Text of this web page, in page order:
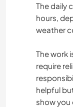
The daily
hours,
weather
The work
require
helpful
show you